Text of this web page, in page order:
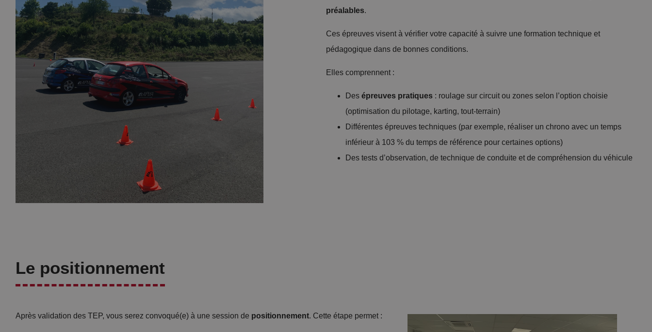
préalables.
Ces épreuves visent à vérifier votre capacité à suivre une formation technique et
pédagogique dans de bonnes conditions.
Elles comprennent :
Des épreuves pratiques : roulage sur circuit ou zones selon l’option choisie
(optimisation du pilotage, karting, tout-terrain)
Différentes épreuves techniques (par exemple, réaliser un chrono avec un temps
inférieur à 103 % du temps de référence pour certaines options)
Des tests d’observation, de technique de conduite et de compréhension du véhicule
Le positionnement
Après validation des TEP, vous serez convoqué(e) à une session de positionnement. Cette étape permet :